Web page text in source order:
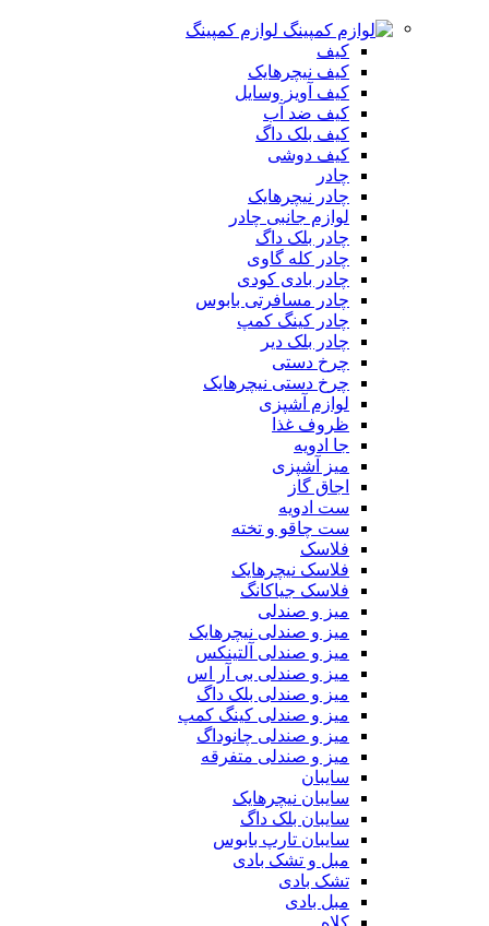
لوازم کمپینگ
کیف
کیف نیچرهایک
کیف آویز وسایل
کیف ضد آب
کیف بلک داگ
کیف دوشی
چادر
چادر نیچرهایک
لوازم جانبی چادر
چادر بلک داگ
چادر کله گاوی
چادر بادی کودی
چادر مسافرتی بابوس
چادر کینگ کمپ
چادر بلک دیر
چرخ دستی
چرخ دستی نیچرهایک
لوازم آشپزی
ظروف غذا
جا ادویه
میز آشپزی
اجاق گاز
ست ادویه
ست چاقو و تخته
فلاسک
فلاسک نیچرهایک
فلاسک جیاکانگ
میز و صندلی
میز و صندلی نیچرهایک
میز و صندلی آلتینکس
میز و صندلی بی آر اس
میز و صندلی بلک داگ
میز و صندلی کینگ کمپ
میز و صندلی چانوداگ
میز و صندلی متفرقه
سایبان
سایبان نیچرهایک
سایبان بلک داگ
سایبان تارپ بابوس
مبل و تشک بادی
تشک بادی
مبل بادی